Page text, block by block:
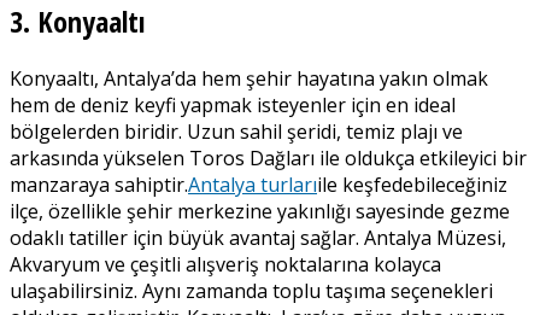
3. Konyaaltı
Konyaaltı, Antalya’da hem şehir hayatına yakın olmak
hem de deniz keyfi yapmak isteyenler için en ideal
bölgelerden biridir. Uzun sahil şeridi, temiz plajı ve
arkasında yükselen Toros Dağları ile oldukça etkileyici bir
manzaraya sahiptir.Antalya turlarıile keşfedebileceğiniz
ilçe, özellikle şehir merkezine yakınlığı sayesinde gezme
odaklı tatiller için büyük avantaj sağlar. Antalya Müzesi,
Akvaryum ve çeşitli alışveriş noktalarına kolayca
ulaşabilirsiniz. Aynı zamanda toplu taşıma seçenekleri